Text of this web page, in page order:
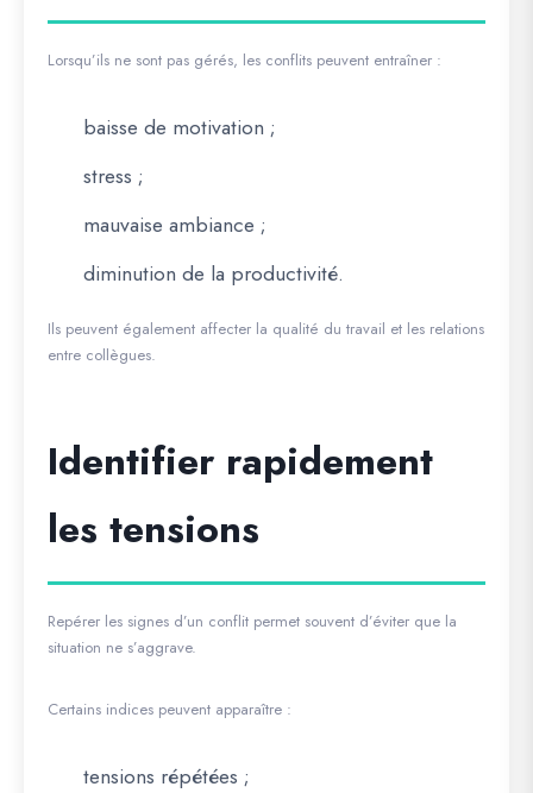
Lorsqu’ils ne sont pas gérés, les conflits peuvent entraîner :
baisse de motivation ;
stress ;
mauvaise ambiance ;
diminution de la productivité.
Ils peuvent également affecter la qualité du travail et les relations
entre collègues.
Identifier rapidement
les tensions
Repérer les signes d’un conflit permet souvent d’éviter que la
situation ne s’aggrave.
Certains indices peuvent apparaître :
tensions répétées ;